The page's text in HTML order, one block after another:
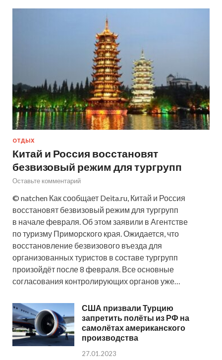
ОТДЫХ
Китай и Россия восстановят
безвизовый режим для тургрупп
Оставьте комментарий
© natchen Как сообщает Deita.ru, Китай и Россия
восстановят безвизовый режим для тургрупп
в начале февраля. Об этом заявили в Агентстве
по туризму Приморского края. Ожидается, что
восстановление безвизового въезда для
организованных туристов в составе тургрупп
произойдёт после 8 февраля. Все основные
согласования контролирующих органов уже…
США призвали Турцию
запретить полёты из РФ на
самолётах американского
производства
27.01.2023